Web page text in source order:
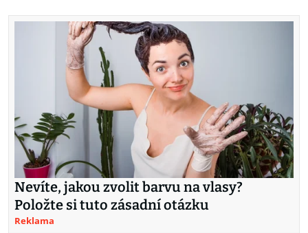
Nevíte, jakou zvolit barvu na vlasy?
Položte si tuto zásadní otázku
Reklama